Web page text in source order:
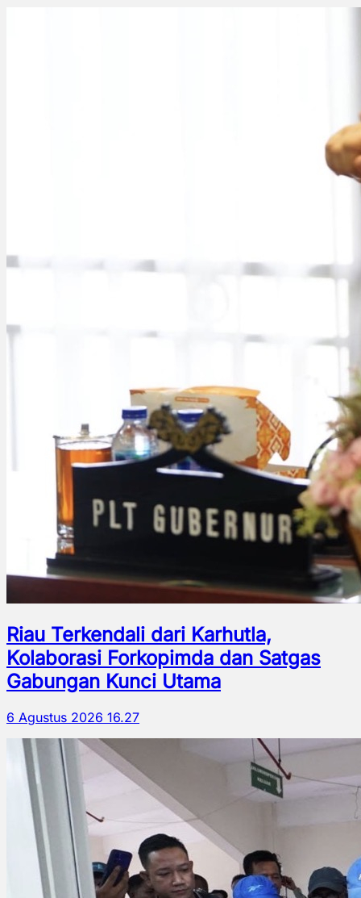
Riau Terkendali dari Karhutla,
Kolaborasi Forkopimda dan Satgas
Gabungan Kunci Utama
6 Agustus 2026 16.27